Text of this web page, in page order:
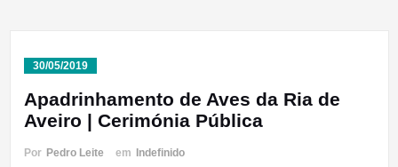
30/05/2019
Apadrinhamento de Aves da Ria de
Aveiro | Cerimónia Pública
Por Pedro Leite em Indefinido